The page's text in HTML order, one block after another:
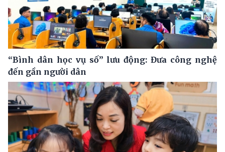
“Bình dân học vụ số” lưu động: Đưa công nghệ
đến gần người dân